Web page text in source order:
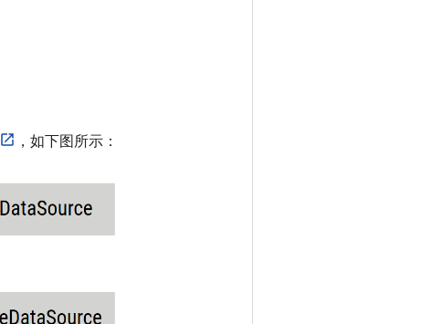
，如下图所示：